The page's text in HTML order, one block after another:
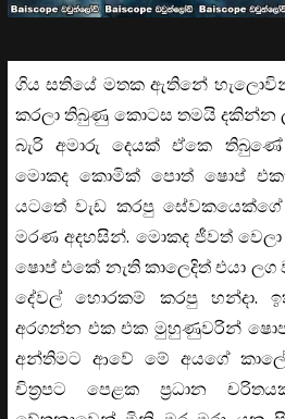
ගිය සතියේ මතක ඇතිනේ
කරලා තිබුණු කොටස තමයි දකින්න
බැරි අමාරු දෙයක් ඒකෙ තිබුණේ
මොකද කොමික් පොත් ෂොප්
යටතේ වැඩ කරපු සේවකයෙක්ගේ
මරණ අදහසින්. මොකද ජීවත්
ෂොප් එකේ නැති කාලෙදිත් එයා
දේවල් හොරකම් කරපු හන්දා.
අරගන්න එක එක මුහුණුවරින් ෂොප්
අන්තිමට ආවේ මේ අයගේ
චිත්‍රපට පෙළක ප්‍රධාන